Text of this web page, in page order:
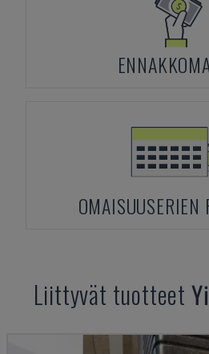
OMAISUUSERIEN
Liittyvät tuotteet